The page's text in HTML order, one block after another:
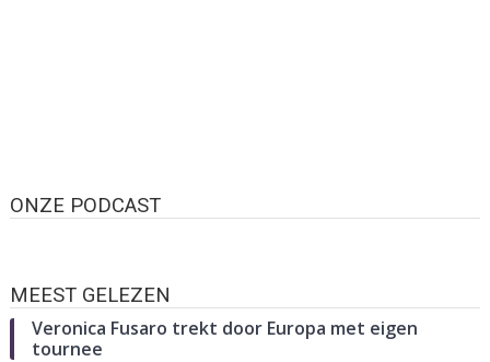
ONZE PODCAST
MEEST GELEZEN
Veronica Fusaro trekt door Europa met eigen
tournee